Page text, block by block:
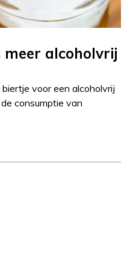
alcoholvrij
voor een alcoholvrij
consumptie van